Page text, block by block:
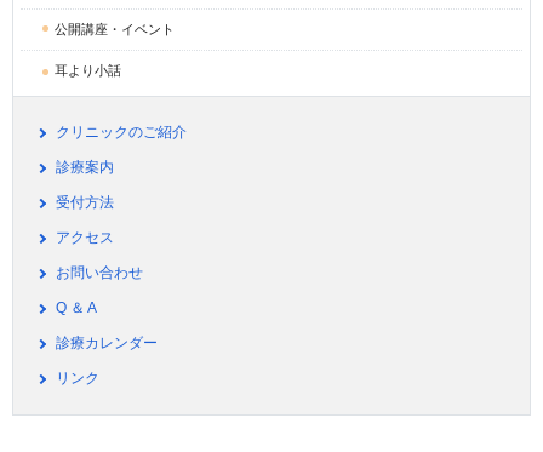
公開講座・イベント
耳より小話
クリニックのご紹介
診療案内
受付方法
アクセス
お問い合わせ
Q ＆ A
診療カレンダー
リンク